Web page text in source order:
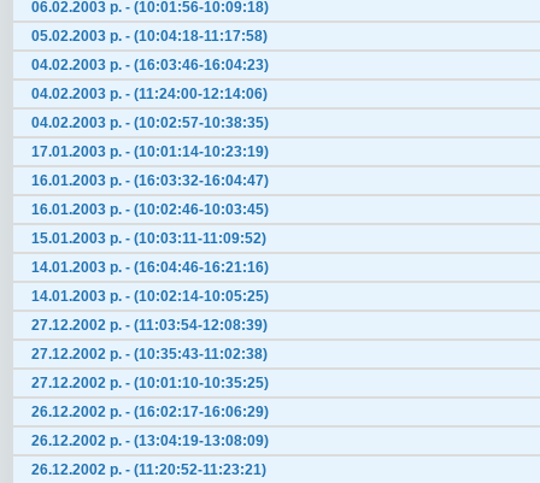
06.02.2003 р. - (10:01:56-10:09:18)
05.02.2003 р. - (10:04:18-11:17:58)
04.02.2003 р. - (16:03:46-16:04:23)
04.02.2003 р. - (11:24:00-12:14:06)
04.02.2003 р. - (10:02:57-10:38:35)
17.01.2003 р. - (10:01:14-10:23:19)
16.01.2003 р. - (16:03:32-16:04:47)
16.01.2003 р. - (10:02:46-10:03:45)
15.01.2003 р. - (10:03:11-11:09:52)
14.01.2003 р. - (16:04:46-16:21:16)
14.01.2003 р. - (10:02:14-10:05:25)
27.12.2002 р. - (11:03:54-12:08:39)
27.12.2002 р. - (10:35:43-11:02:38)
27.12.2002 р. - (10:01:10-10:35:25)
26.12.2002 р. - (16:02:17-16:06:29)
26.12.2002 р. - (13:04:19-13:08:09)
26.12.2002 р. - (11:20:52-11:23:21)